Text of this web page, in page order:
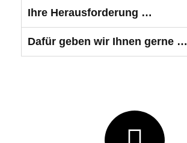
Ihre Herausforderung …
Dafür geben wir Ihnen gerne …